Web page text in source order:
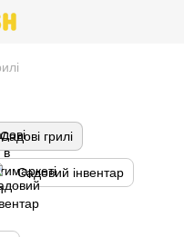
Садові грилі
Садовий інвентар